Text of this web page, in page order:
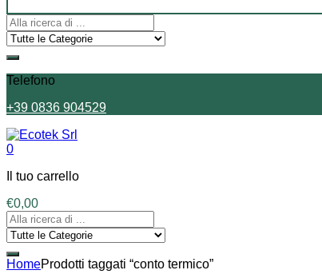
Telefono
+39 0836 904529
0
Il tuo carrello
€0,00
HomeProdotti taggati “conto termico”